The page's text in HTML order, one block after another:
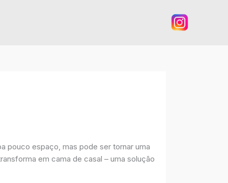
pouco espaço, mas pode ser tornar uma
em cama de casal – uma solução